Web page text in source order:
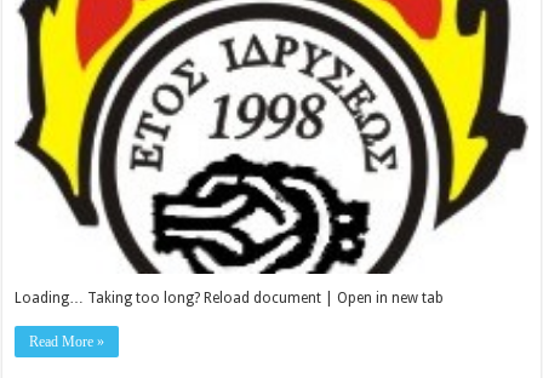
Loading… Taking too long? Reload document | Open in new tab
Read More »